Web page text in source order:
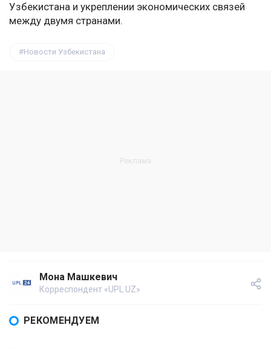
Узбекистана и укреплении экономических связей
между двумя странами.
Новости Узбекистана
Мона Машкевич
Корреспондент «UPL.UZ»
РЕКОМЕНДУЕМ